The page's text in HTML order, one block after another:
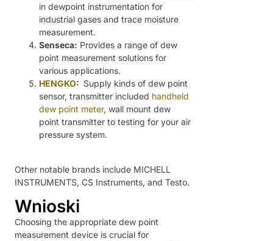
in dewpoint instrumentation for
industrial gases and trace moisture
measurement.
Senseca: Provides a range of dew
point measurement solutions for
various applications.
HENGKO: Supply kinds of dew point
sensor, transmitter included handheld
dew point meter, wall mount dew
point transmitter to testing for your air
pressure system.
Other notable brands include MICHELL
INSTRUMENTS, CS Instruments, and Testo.
Wnioski
Choosing the appropriate dew point
measurement device is crucial for